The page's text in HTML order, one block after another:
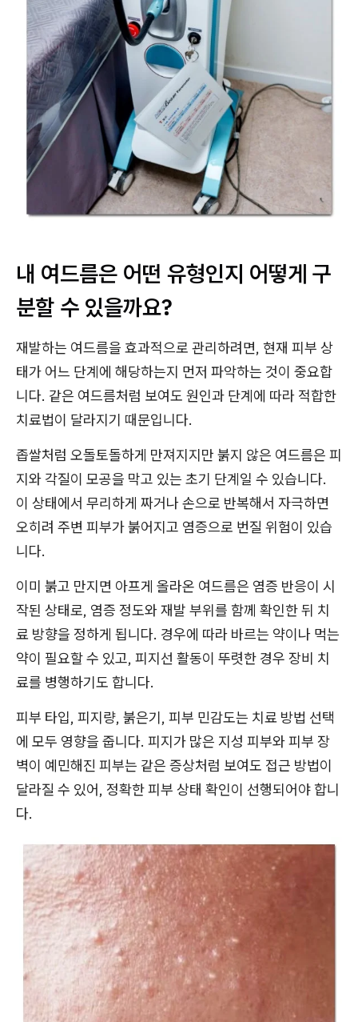
내 여드름은 어떤 유형인지 어떻게 구
분할 수 있을까요?
재발하는 여드름을 효과적으로 관리하려면, 현재 피부 상
태가 어느 단계에 해당하는지 먼저 파악하는 것이 중요합
니다. 같은 여드름처럼 보여도 원인과 단계에 따라 적합한
치료법이 달라지기 때문입니다.
좁쌀처럼 오돌토돌하게 만져지지만 붉지 않은 여드름은 피
지와 각질이 모공을 막고 있는 초기 단계일 수 있습니다.
이 상태에서 무리하게 짜거나 손으로 반복해서 자극하면
오히려 주변 피부가 붉어지고 염증으로 번질 위험이 있습
니다.
이미 붉고 만지면 아프게 올라온 여드름은 염증 반응이 시
작된 상태로, 염증 정도와 재발 부위를 함께 확인한 뒤 치
료 방향을 정하게 됩니다. 경우에 따라 바르는 약이나 먹는
약이 필요할 수 있고, 피지선 활동이 뚜렷한 경우 장비 치
료를 병행하기도 합니다.
피부 타입, 피지량, 붉은기, 피부 민감도는 치료 방법 선택
에 모두 영향을 줍니다. 피지가 많은 지성 피부와 피부 장
벽이 예민해진 피부는 같은 증상처럼 보여도 접근 방법이
달라질 수 있어, 정확한 피부 상태 확인이 선행되어야 합니
다.